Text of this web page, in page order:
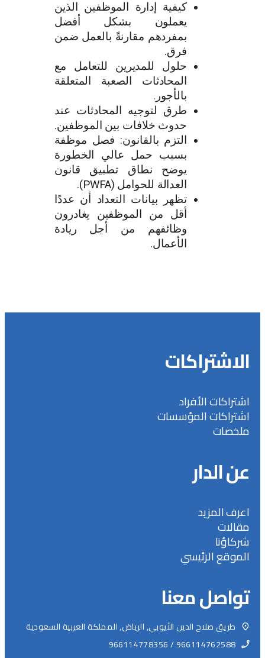
كيفية إدارة الموظفين الذين
يعملون بشكل أفضل
بمفردهم مقارنةً بالعمل ضمن
فرق.
حلول للمديرين للتعامل مع
المحادثات الصعبة المتعلقة
بالأجور.
طرق لتوجيه المحادثات عند
حدوث خلافات بين الموظفين.
التزم بالقانون: فصل موظفة
بسبب حمل عالي الخطورة
يوضح نطاق تطبيق قانون
العدالة للحوامل (PWFA).
تظهر بيانات التعداد أن عددًا
أقل من الموظفين يغادرون
وظائفهم من أجل ريادة
الأعمال.
الاشتراكات
اشتراكات الأفراد
اشتراكات المؤسسات
ملخصات
عن الدار
اعرف المزيد
مقالات
شركاؤنا
الموقع الرئيسي
تواصل معنا
طريق صلاح الدين الأيوبي, الرياض, المملكة العربية السعودية
966114762588 / 966114778356